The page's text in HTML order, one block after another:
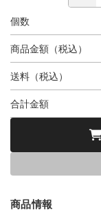
個数
商品金額（税込）
送料（税込）
合計金額
商品情報